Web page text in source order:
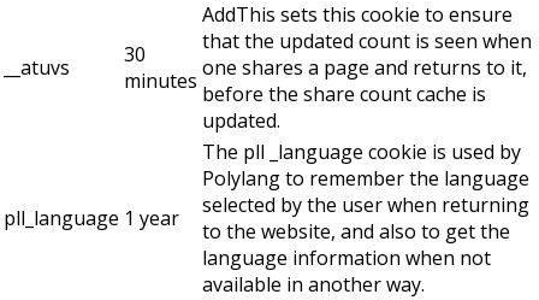
__atuvs
30
minutes
AddThis sets this cookie to ensure
that the updated count is seen when
one shares a page and returns to it,
before the share count cache is
updated.
pll_language 1 year
The pll _language cookie is used by
Polylang to remember the language
selected by the user when returning
to the website, and also to get the
language information when not
available in another way.